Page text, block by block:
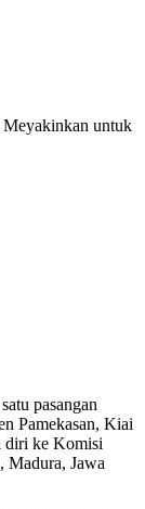
untuk
pasangan
Pamekasan, Kiai
diri ke Komisi
Madura, Jawa